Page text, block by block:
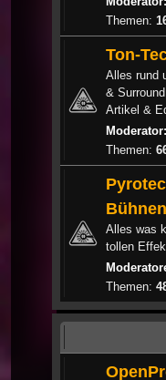
Themen:
Ton-
Alles rund
&
Artikel &
Moderator:
Themen:
Alles was
tollen
Themen: